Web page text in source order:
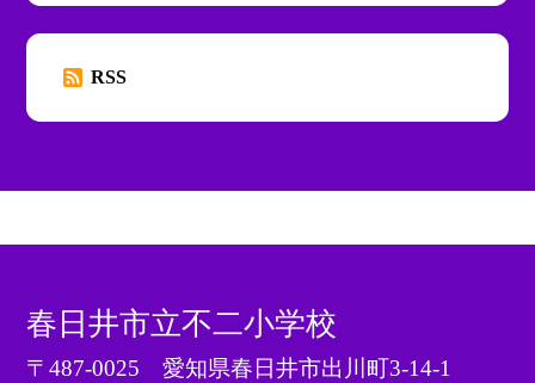
RSS
春日井市立不二小学校
〒487-0025 愛知県春日井市出川町3-14-1